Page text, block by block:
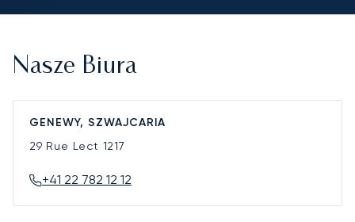
Nasze Biura
GENEWY, SZWAJCARIA
29 Rue Lect 1217
+41 22 782 12 12